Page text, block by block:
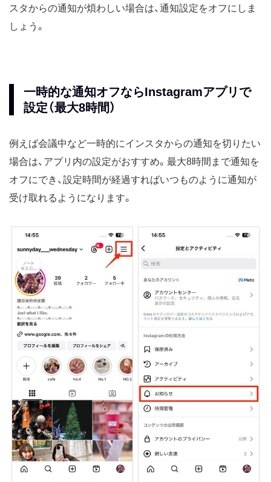
スタからの通知が煩わしい場合は、通知設定をオフにしま
しょう。
一時的な通知オフならInstagramアプリで
設定（最大8時間）
例えば会議中など一時的にインスタからの通知を切りたい
場合は、アプリ内の設定がおすすめ。最大8時間まで通知を
オフにでき、設定時間が経過すればいつものように通知が
受け取れるようになります。